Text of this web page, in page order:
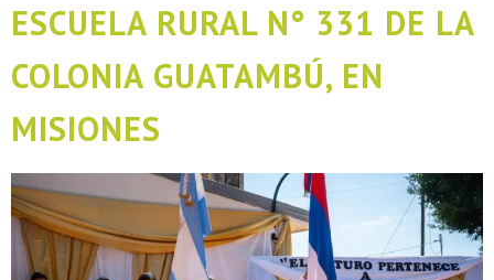
ESCUELA RURAL N° 331 DE LA
COLONIA GUATAMBÚ, EN
MISIONES